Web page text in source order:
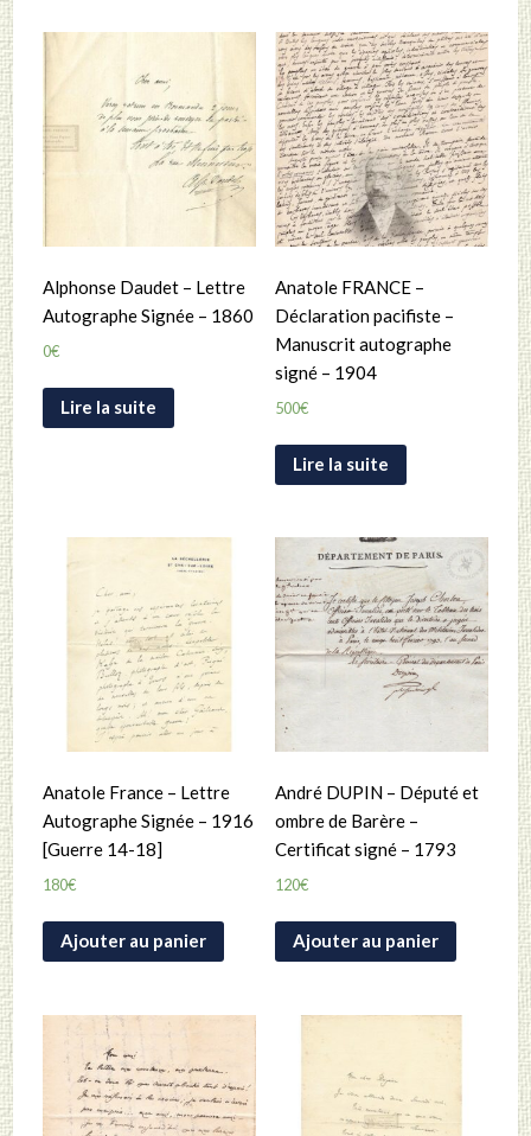
Alphonse Daudet – Lettre
Autographe Signée – 1860
0€
Lire la suite
Anatole FRANCE –
Déclaration pacifiste –
Manuscrit autographe
signé – 1904
500€
Lire la suite
Anatole France – Lettre
Autographe Signée – 1916
[Guerre 14-18]
180€
Ajouter au panier
André DUPIN – Député et
ombre de Barère –
Certificat signé – 1793
120€
Ajouter au panier